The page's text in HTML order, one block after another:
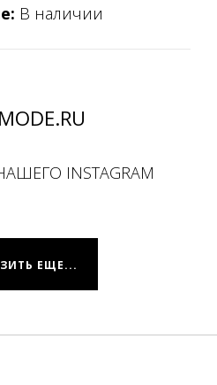
В наличии
INSTAGRAM
ЕЩЕ...